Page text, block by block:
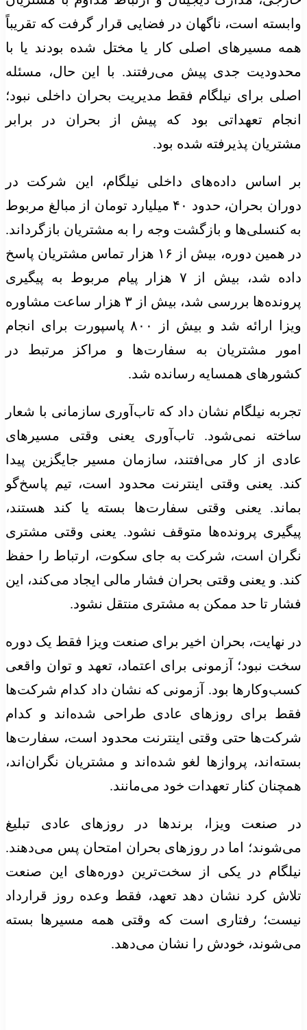
وابسته است، ناگهان در فضایی قرار گرفت که تقریباً
همه مسیرهای اصلی کار یا مختل شده بودند یا با
محدودیت جدی پیش می‌رفتند. با این حال، مسئله
اصلی برای نیلگام فقط مدیریت بحران داخلی نبود؛
انجام تعهداتی بود که پیش از بحران در برابر
مشتریان پذیرفته شده بود.
بر اساس داده‌های داخلی نیلگام، این شرکت در
دوران بحران، حدود ۴۰ میلیارد تومان از مبالغ مربوط
به کنسلی‌ها و بازگشت وجه را به مشتریان بازگرداند.
در همین دوره، بیش از ۱۶ هزار تماس مشتریان پاسخ
داده شد، بیش از ۷ هزار پیام مربوط به پیگیری
پرونده‌ها بررسی شد، بیش از ۳ هزار ساعت مشاوره
ویزا ارائه شد و بیش از ۸۰۰ پاسپورت برای انجام
امور مشتریان به سفارت‌ها و مراکز مرتبط در
کشورهای همسایه رسانده شد.
تجربه نیلگام نشان داد که تاب‌آوری سازمانی با شعار
ساخته نمی‌شود. تاب‌آوری یعنی وقتی مسیرهای
عادی از کار می‌افتند، سازمان مسیر جایگزین پیدا
کند. یعنی وقتی اینترنت محدود است، تیم پاسخ‌گو
بماند. یعنی وقتی سفارت‌ها بسته یا کند هستند،
پیگیری پرونده‌ها متوقف نشود. یعنی وقتی مشتری
نگران است، شرکت به جای سکوت، ارتباط را حفظ
کند. و یعنی وقتی بحران فشار مالی ایجاد می‌کند، این
فشار تا حد ممکن به مشتری منتقل نشود.
در نهایت، بحران اخیر برای صنعت ویزا فقط یک دوره
سخت نبود؛ آزمونی برای اعتماد، تعهد و توان واقعی
کسب‌وکارها بود. آزمونی که نشان داد کدام شرکت‌ها
فقط برای روزهای عادی طراحی شده‌اند و کدام
شرکت‌ها حتی وقتی اینترنت محدود است، سفارت‌ها
بسته‌اند، پروازها لغو شده‌اند و مشتریان نگران‌اند،
همچنان کنار تعهدات خود می‌مانند.
در صنعت ویزا، برندها در روزهای عادی تبلیغ
می‌شوند؛ اما در روزهای بحران امتحان پس می‌دهند.
نیلگام در یکی از سخت‌ترین دوره‌های این صنعت
تلاش کرد نشان دهد تعهد، فقط وعده روز قرارداد
نیست؛ رفتاری است که وقتی همه مسیرها بسته
می‌شوند، خودش را نشان می‌دهد.